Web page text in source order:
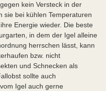
kein Versteck in der
sie bei kühlen Temperaturen
Energie wieder. Die beste
in dem der Igel alleine
herrschen lässt, kann
bzw. nicht
und Schnecken als
sollte auch
Igel auch gerne